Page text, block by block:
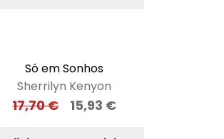
Só em Sonhos
Sherrilyn Kenyon
17,70€ 15,93 €